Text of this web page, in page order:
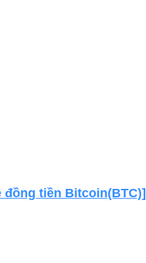
tiền Bitcoin(BTC)]